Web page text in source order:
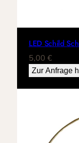
LED Schild
5,00 €
Zur Anfrage